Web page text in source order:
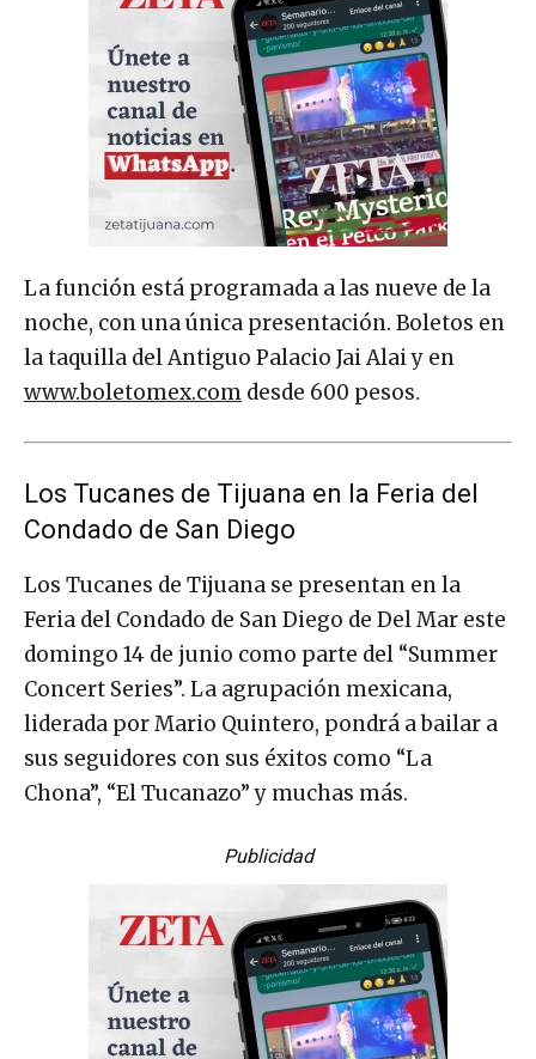
La función está programada a las nueve de la
noche, con una única presentación. Boletos en
la taquilla del Antiguo Palacio Jai Alai y en
www.boletomex.com desde 600 pesos.
Los Tucanes de Tijuana en la Feria del
Condado de San Diego
Los Tucanes de Tijuana se presentan en la
Feria del Condado de San Diego de Del Mar este
domingo 14 de junio como parte del “Summer
Concert Series”. La agrupación mexicana,
liderada por Mario Quintero, pondrá a bailar a
sus seguidores con sus éxitos como “La
Chona”, “El Tucanazo” y muchas más.
Publicidad